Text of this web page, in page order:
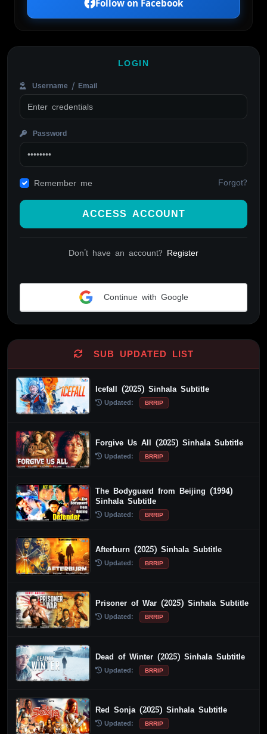
Follow on Facebook
LOGIN
Username / Email
Password
Remember me Forgot?
ACCESS ACCOUNT
Don't have an account? Register
Continue with Google
SUB UPDATED LIST
Icefall (2025) Sinhala Subtitle
Updated: BRRIP
Forgive Us All (2025) Sinhala Subtitle
Updated: BRRIP
The Bodyguard from Beijing (1994)
Sinhala Subtitle
Updated: BRRIP
Afterburn (2025) Sinhala Subtitle
Updated: BRRIP
Prisoner of War (2025) Sinhala Subtitle
Updated: BRRIP
Dead of Winter (2025) Sinhala Subtitle
Updated: BRRIP
Red Sonja (2025) Sinhala Subtitle
Updated: BRRIP